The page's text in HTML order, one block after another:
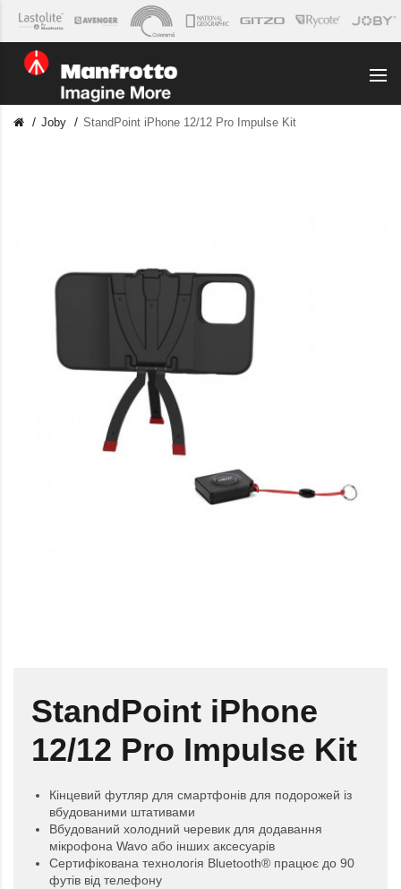
Joby StandPoint iPhone 12/12 Pro Impulse Kit
StandPoint iPhone
12/12 Pro Impulse Kit
Кінцевий футляр для смартфонів для подорожей із
вбудованими штативами
Вбудований холодний черевик для додавання
мікрофона Wavo або інших аксесуарів
Сертифікована технологія Bluetooth® працює до 90
футів від телефону